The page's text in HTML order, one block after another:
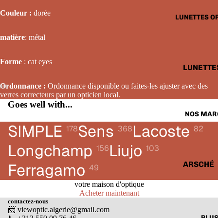
LUNETTES
HOMME
FEMME
NOS
ARSCHÉ
CARTIER
Couleur : dorée
matière: métal
Forme : cat eyes
Ordonnance : Ordonnance disponible ou faites-les ajuster avec des
verres correcteurs par un opticien local.
Goes well with...
SIMPLE 178Sens 368Lacoste 82
Longchamp 156Liujo 103
Ferragamo 49
votre maison d'optique
Acheter maintenant
contactez-nous
📨 viewoptic.algerie@gmail.com